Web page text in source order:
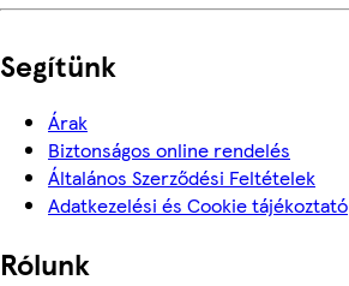
Segítünk
Árak
Biztonságos online rendelés
Általános Szerződési Feltételek
Adatkezelési és Cookie tájékoztató
Rólunk